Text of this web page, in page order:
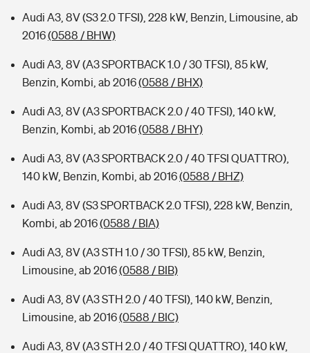
Audi A3, 8V (S3 2.0 TFSI), 228 kW, Benzin, Limousine, ab
2016(0588 / BHW)
Audi A3, 8V (A3 SPORTBACK 1.0 / 30 TFSI), 85 kW,
Benzin, Kombi, ab 2016(0588 / BHX)
Audi A3, 8V (A3 SPORTBACK 2.0 / 40 TFSI), 140 kW,
Benzin, Kombi, ab 2016(0588 / BHY)
Audi A3, 8V (A3 SPORTBACK 2.0 / 40 TFSI QUATTRO),
140 kW, Benzin, Kombi, ab 2016(0588 / BHZ)
Audi A3, 8V (S3 SPORTBACK 2.0 TFSI), 228 kW, Benzin,
Kombi, ab 2016(0588 / BIA)
Audi A3, 8V (A3 STH 1.0 / 30 TFSI), 85 kW, Benzin,
Limousine, ab 2016(0588 / BIB)
Audi A3, 8V (A3 STH 2.0 / 40 TFSI), 140 kW, Benzin,
Limousine, ab 2016(0588 / BIC)
Audi A3, 8V (A3 STH 2.0 / 40 TFSI QUATTRO), 140 kW,